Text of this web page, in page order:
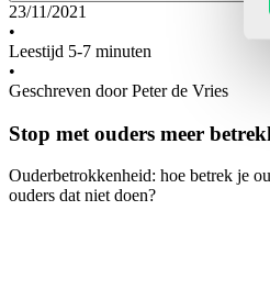
23/11/2021
•
Leestijd 5-7 minuten
•
Geschreven door Peter de Vries
Stop met ouders meer
Ouderbetrokkenheid: hoe betrek je
ouders dat niet doen?